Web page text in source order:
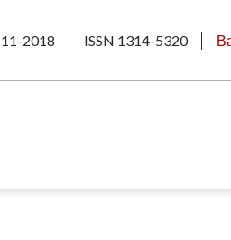
2018 ISSN 1314-5320